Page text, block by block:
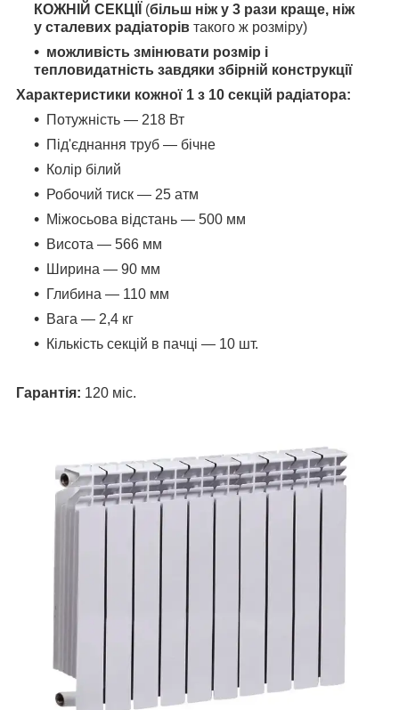
КОЖНІЙ СЕКЦІЇ
(більш ніж у 3 рази краще, ніж
у сталевих радіаторів такого ж розміру)
можливість змінювати розмір і
тепловидатність завдяки збірній конструкції
Характеристики кожної 1 з 10 секцій радіатора:
Потужність — 218 Вт
Під'єднання труб — бічне
Колір білий
Робочий тиск — 25 атм
Міжосьова відстань — 500 мм
Висота — 566 мм
Ширина — 90 мм
Глибина — 110 мм
Вага — 2,4 кг
Кількість секцій в пачці — 10 шт.
Гарантія: 120 міс.